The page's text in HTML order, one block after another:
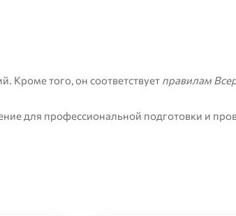
. Кроме того, он соответствует правилам
для профессиональной подготовки и